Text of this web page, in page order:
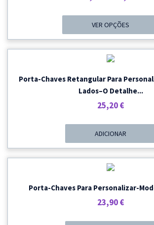
VER OPÇÕES
Porta-Chaves Retangular Para
Lados–O Detalhe...
25,20€
ADICIONAR
Porta-Chaves Para Personalizar-
23,90€